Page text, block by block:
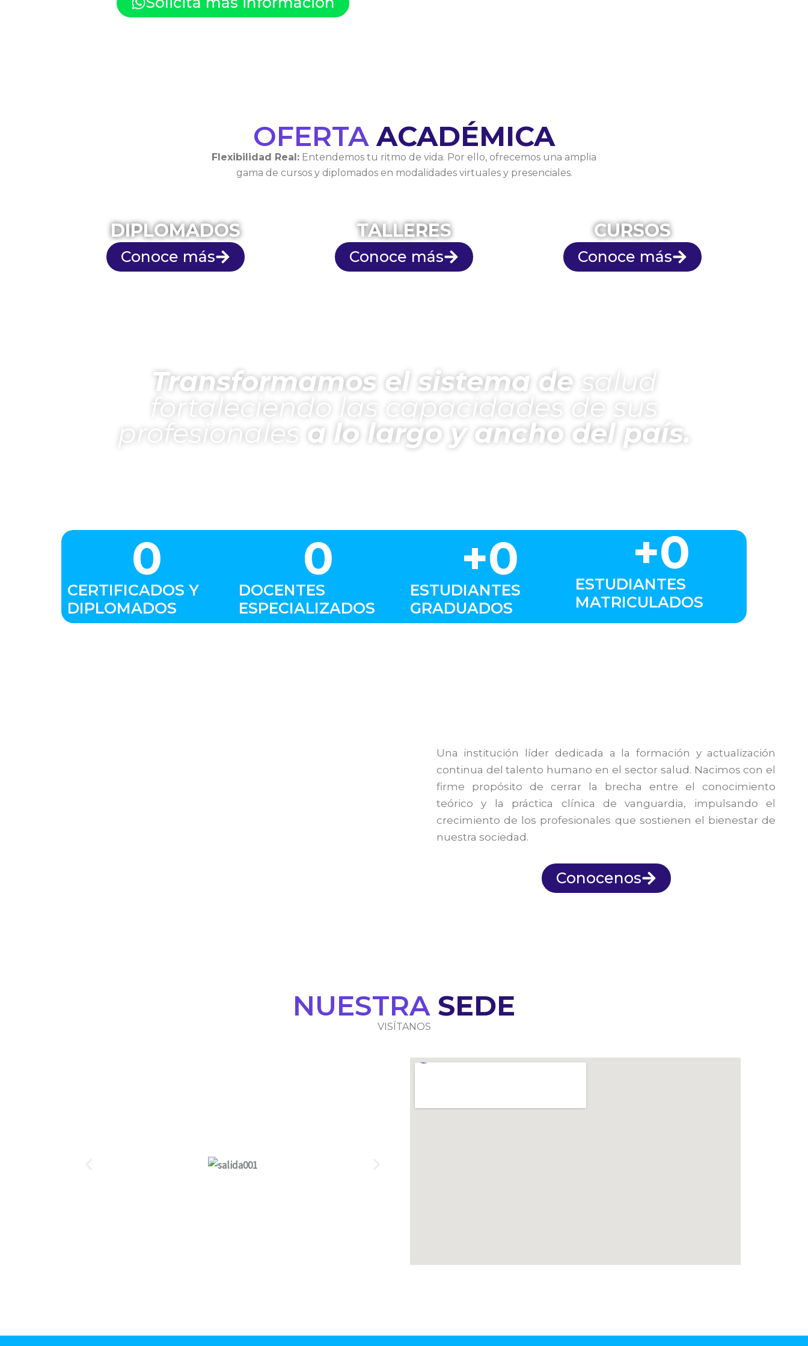
OFERTAACADÉMICA
Flexibilidad Real: Entendemos tu ritmo de vida. Por ello, ofrecemos una amplia
gama de cursos y diplomados en modalidades virtuales y presenciales.
DIPLOMADOS
Conoce más
TALLERES
Conoce más
CURSOS
Conoce más
Transformamos el sistema de salud
fortaleciendo las capacidades de sus
profesionales a lo largo y ancho del país.
CERTIFICADOS Y
DIPLOMADOS
0
DOCENTES
ESPECIALIZADOS
0
ESTUDIANTES
GRADUADOS
+0
ESTUDIANTES
MATRICULADOS
+0
Una institución líder dedicada a la formación y actualización
continua del talento humano en el sector salud. Nacimos con el
firme propósito de cerrar la brecha entre el conocimiento
teórico y la práctica clínica de vanguardia, impulsando el
crecimiento de los profesionales que sostienen el bienestar de
nuestra sociedad.
Conocenos
NUESTRA SEDE
VISÍTANOS